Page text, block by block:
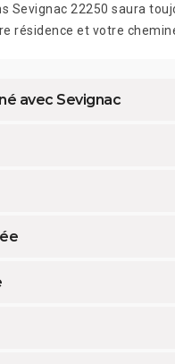
Sevignac 22250 saura
résidence et votre
avec Sevignac